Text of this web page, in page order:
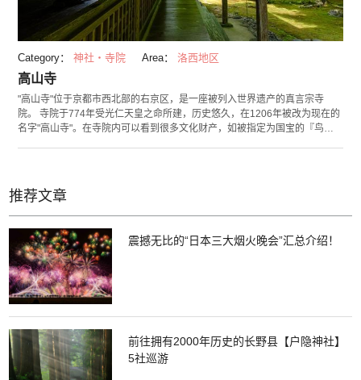
Category： 神社・寺院 Area： 洛西地区
高山寺
"高山寺"位于京都市西北部的右京区，是一座被列入世界遗产的真言宗寺
院。 寺院于774年受光仁天皇之命所建，历史悠久，在1206年被改为现在的
名字"高山寺"。在寺院内可以看到很多文化财产，如被指定为国宝的『鸟兽
赏地。其特点是红叶盛开期是11月中旬，比京都的其他地区要晚。历史建筑
被红色装点的景象颇带神秘感。 （照片：栂尾山 高山寺 Kosanji Temple ©
kaz* 知识共享许可协议（表示为2.0 国际）
https://creativecommons.org/licenses/by-sa/2.0/ ）
推荐文章
震撼无比的“日本三大烟火晚会”汇总介绍！
前往拥有2000年历史的长野县【户隐神社】
5社巡游